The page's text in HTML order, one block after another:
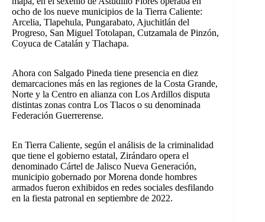
ocho de los nueve municipios de la Tierra Caliente:
Arcelia, Tlapehula, Pungarabato, Ajuchitlán del
Progreso, San Miguel Totolapan, Cutzamala de Pinzón,
Coyuca de Catalán y Tlachapa.
Ahora con Salgado Pineda tiene presencia en diez
demarcaciones más en las regiones de la Costa Grande,
Norte y la Centro en alianza con Los Ardillos disputa
distintas zonas contra Los Tlacos o su denominada
Federación Guerrerense.
En Tierra Caliente, según el análisis de la criminalidad
que tiene el gobierno estatal, Zirándaro opera el
denominado Cártel de Jalisco Nueva Generación,
municipio gobernado por Morena donde hombres
armados fueron exhibidos en redes sociales desfilando
en la fiesta patronal en septiembre de 2022.